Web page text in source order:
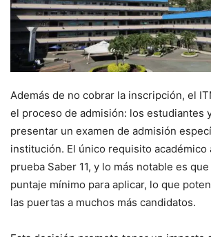
Además de no cobrar la inscripción, el
el proceso de admisión: los estudiantes
presentar un examen de admisión
institución. El único requisito académico
prueba Saber 11, y lo más notable es
puntaje mínimo para aplicar, lo que
las puertas a muchos más candidatos.